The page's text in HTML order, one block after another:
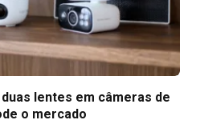
lentes em câmeras de
o mercado